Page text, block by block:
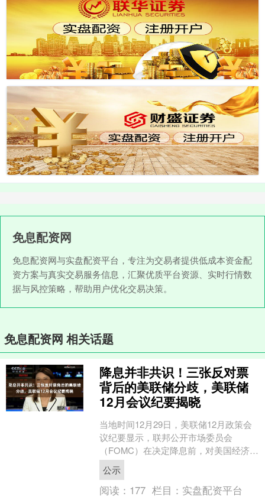
免息配资网
免息配资网与实盘配资平台，专注为交易者提供低成本资金配
资方案与真实交易服务信息，汇聚优质平台资源、实时行情数
据与风控策略，帮助用户优化交易决策。
免息配资网 相关话题
降息并非共识！三张反对票
背后的美联储分歧，美联储
12月会议纪要揭晓
当地时间12月29日，美联储12月政策会
议纪要显示，联邦公开市场委员会
（FOMC）在决定降息前，对美国经济面
临的通胀与就业风险进行了较为充分的
讨论。尽管委员会最....
公示
阅读： 177 栏目： 实盘配资平台